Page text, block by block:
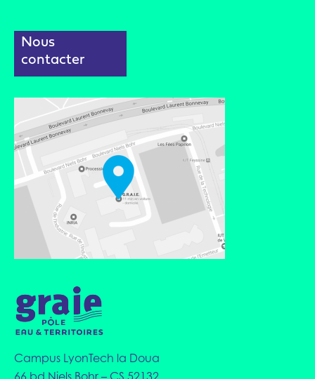
Nous
contacter
Campus LyonTech la Doua
66 bd Niels Bohr – CS 52132